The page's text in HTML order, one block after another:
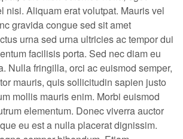
nisi. Aliquam erat volutpat. Mauris vel
gravida congue sed sit amet
urna sed urna ultricies ac tempor dui
facilisis porta. Sed nec diam eu
Nulla fringilla, orci ac euismod semper,
mauris, quis sollicitudin sapien justo
mollis mauris enim. Morbi euismod
elementum. Donec viverra auctor
eu est a nulla placerat dignissim.